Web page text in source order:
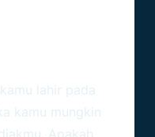
lahir pada
kamu mungkin
Apakah